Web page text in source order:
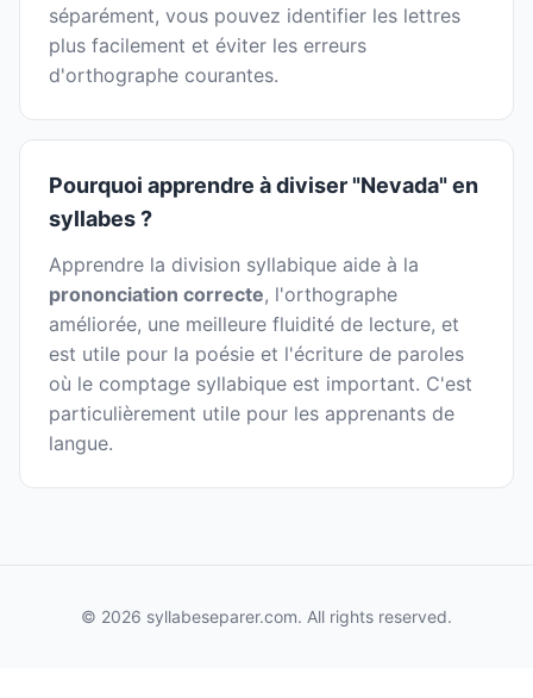
séparément, vous pouvez identifier les lettres
plus facilement et éviter les erreurs
d'orthographe courantes.
Pourquoi apprendre à diviser "Nevada" en
syllabes ?
Apprendre la division syllabique aide à la
prononciation correcte, l'orthographe
améliorée, une meilleure fluidité de lecture, et
est utile pour la poésie et l'écriture de paroles
où le comptage syllabique est important. C'est
particulièrement utile pour les apprenants de
langue.
© 2026 syllabeseparer.com. All rights reserved.